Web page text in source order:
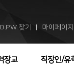
찾기 마이페이지
장교 직장인/유